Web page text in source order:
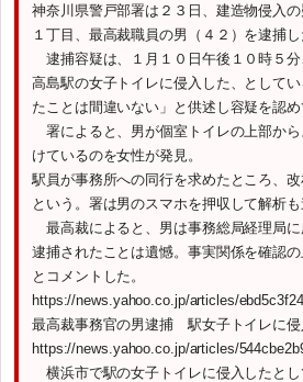
神奈川県警戸部署は２３日、建造物侵入
１丁目、最高裁職員の男（４２）を逮捕し
逮捕容疑は、１月１０日午後１０時５
高島駅の女子トイレに侵入した、として
たことは間違いない」と供述し容疑を認め
署によると、男が個室トイレの上部か
けているのを女性が発見。
駅員が事務所への同行を求めたところ、
という。署は男のスマホを押収して解析も
最高裁によると、男は事務総局経理局
逮捕されたことは遺憾。事実関係を確認の
とコメントした。
https://news.yahoo.co.jp/articles/
最高裁事務官の男逮捕 駅女子トイレに
https://news.yahoo.co.jp/articles/
横浜市で駅の女子トイレに侵入したと